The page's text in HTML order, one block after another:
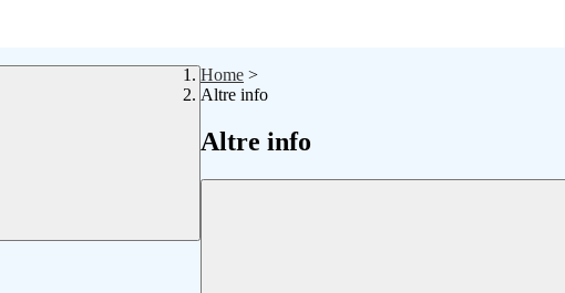
Home >
Altre info
Altre info